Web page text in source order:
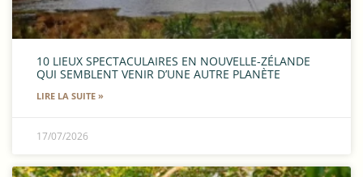
10 LIEUX SPECTACULAIRES EN NOUVELLE-ZÉLANDE
QUI SEMBLENT VENIR D’UNE AUTRE PLANÈTE
LIRE LA SUITE »
17/07/2026